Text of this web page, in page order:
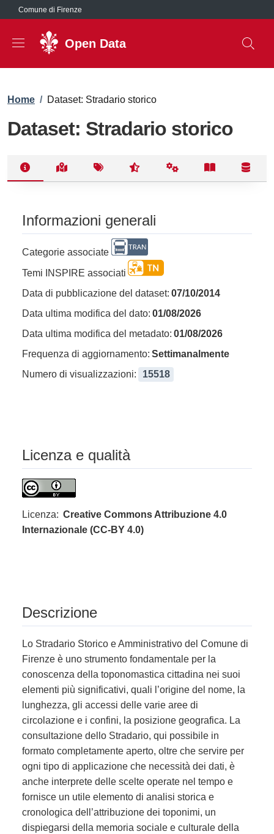
Salta al contenuto principale
Comune di Firenze
Open Data
Briciole di pane
Home / Dataset: Stradario storico
Dataset: Stradario storico
Informazioni generali
Categorie associate
Temi INSPIRE associati
Data di pubblicazione del dataset: 07/10/2014
Data ultima modifica del dato: 01/08/2026
Data ultima modifica del metadato: 01/08/2026
Frequenza di aggiornamento: Settimanalmente
Numero di visualizzazioni:
15518
Licenza e qualità
Licenza: Creative Commons Attribuzione 4.0
Internazionale (CC-BY 4.0)
Descrizione
Lo Stradario Storico e Amministrativo del Comune di
Firenze è uno strumento fondamentale per la
conoscenza della toponomastica cittadina nei suoi
elementi più significativi, quali l’origine del nome, la
lunghezza, gli accessi delle varie aree di
circolazione e i confini, la posizione geografica. La
consultazione dello Stradario, qui possibile in
formato completamente aperto, oltre che servire per
ogni tipo di applicazione che necessità dei dati, è
anche interprete delle scelte operate nel tempo e
fornisce un utile elemento di analisi storica e
cronologica dell’attribuzione dei toponimi, un
dispiegarsi della memoria sociale e culturale della